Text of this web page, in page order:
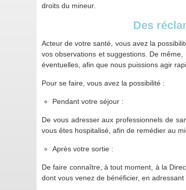
droits du mineur.
Des
Acteur de votre santé, vous avez la
vos observations et suggestions. De
éventuelles, afin que nous puissions agir
Pour se faire, vous avez la possibilité :
Pendant votre séjour :
De vous adresser aux professionnels de
vous êtes hospitalisé, afin de remédier au
Après votre sortie :
De faire connaître, à tout moment, à la
dont vous venez de bénéficier, en